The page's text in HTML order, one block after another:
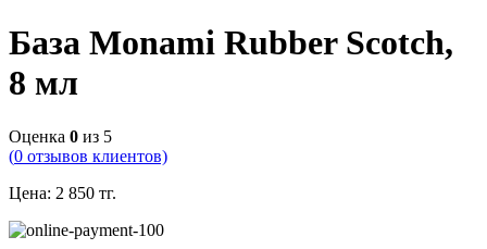
База Monami Rubber Scotch,
8 мл
Оценка 0 из 5
(0 отзывов клиентов)
Цена: 2 850 тг.